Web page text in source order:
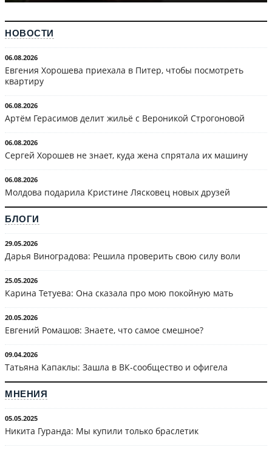
НОВОСТИ
06.08.2026
Евгения Хорошева приехала в Питер, чтобы посмотреть
квартиру
06.08.2026
Артём Герасимов делит жильё с Вероникой Строгоновой
06.08.2026
Сергей Хорошев не знает, куда жена спрятала их машину
06.08.2026
Молдова подарила Кристине Лясковец новых друзей
БЛОГИ
29.05.2026
Дарья Виноградова: Решила проверить свою силу воли
25.05.2026
Карина Тетуева: Она сказала про мою покойную мать
20.05.2026
Евгений Ромашов: Знаете, что самое смешное?
09.04.2026
Татьяна Капаклы: Зашла в ВК-сообщество и офигела
МНЕНИЯ
05.05.2025
Никита Гуранда: Мы купили только браслетик